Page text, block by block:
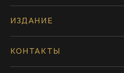
ИЗДАНИЕ
КОНТАКТЫ